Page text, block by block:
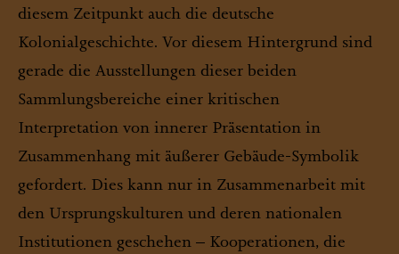
diesem Zeitpunkt auch die deutsche
Kolonialgeschichte. Vor diesem Hintergrund sind
gerade die Ausstellungen dieser beiden
Sammlungsbereiche einer kritischen
Interpretation von innerer Präsentation in
Zusammenhang mit äußerer Gebäude-Symbolik
gefordert. Dies kann nur in Zusammenarbeit mit
den Ursprungskulturen und deren nationalen
Institutionen geschehen – Kooperationen, die